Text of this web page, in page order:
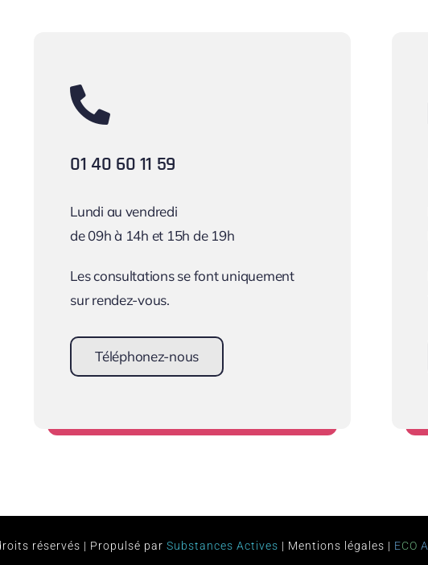
01 40 60 11 59
Lundi au vendredi
de 09h à 14h et 15h de 19h
Les consultations se font uniquement
sur rendez-vous.
Téléphonez-nous
réservés | Propulsé par Substances Actives | Mentions légales | ECO A